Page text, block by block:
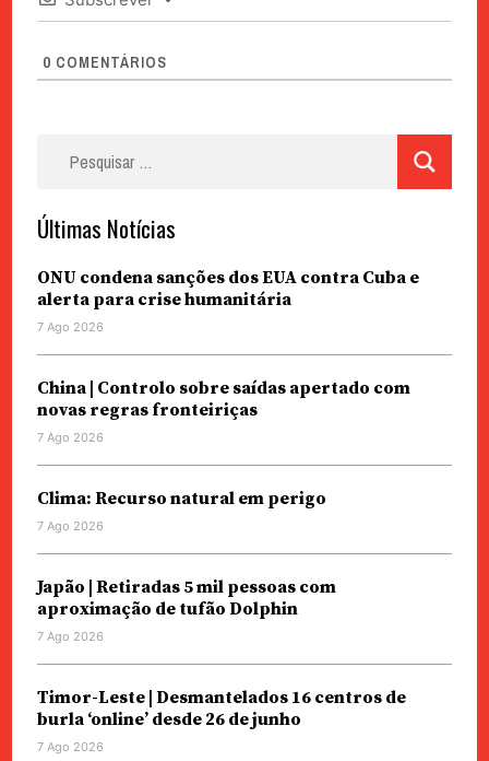
0 COMENTÁRIOS
Últimas Notícias
ONU condena sanções dos EUA contra Cuba e
alerta para crise humanitária
7 Ago 2026
China | Controlo sobre saídas apertado com
novas regras fronteiriças
7 Ago 2026
Clima: Recurso natural em perigo
7 Ago 2026
Japão | Retiradas 5 mil pessoas com
aproximação de tufão Dolphin
7 Ago 2026
Timor-Leste | Desmantelados 16 centros de
burla ‘online’ desde 26 de junho
7 Ago 2026